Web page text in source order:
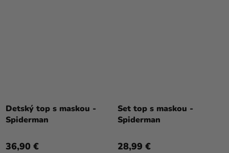
Detský top s maskou -
Spiderman
36,90 €
Set top s maskou -
Spiderman
28,99 €